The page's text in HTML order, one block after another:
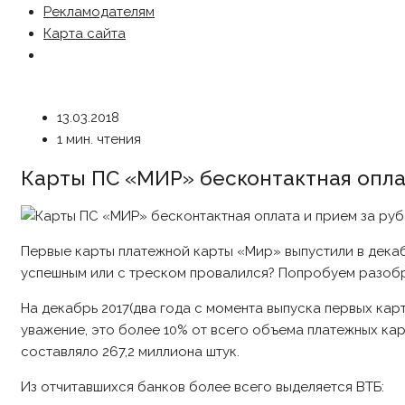
Рекламодателям
Карта сайта
13.03.2018
1 мин. чтения
Карты ПС «МИР» бесконтактная
Первые карты платежной карты «Мир» выпустили в
успешным или с треском провалился? Попробуем
На декабрь 2017(два года с момента выпуска первых
уважение, это более 10% от всего объема платежных
составляло 267,2 миллиона штук.
Из отчитавшихся банков более всего выделяется ВТБ: